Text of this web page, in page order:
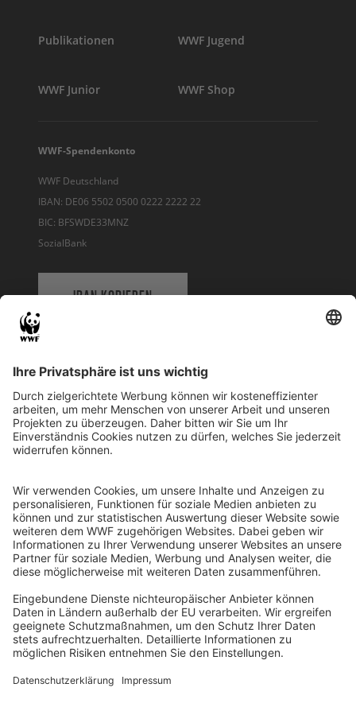
Publikationen WWF Jugend
WWF Junior WWF Shop
WWF-Spendenkonto
WWF Deutschland
IBAN: DE06 5502 0500 0222 2222 22
BIC: BFSWDE33MNZ
SozialBank
IBAN KOPIEREN
WWF Deutschland
Reinhardtstr. 18
10117 Berlin
Ihre Spende kann steuerlich geltend gemacht werden
Registriert als Stiftung WWF Deutschland, Senatsverwaltung für
Justiz Berlin, Az: 3416/976/2
Umsatzsteuer-Identifikationsnummer: DE 114236103
Freistellungsbescheid: Als gemeinnützige Körperschaft befreit
von der Körperschaftssteuer gem. §5 I 9 KStg. unter der
Steuernummer 27/641/09321